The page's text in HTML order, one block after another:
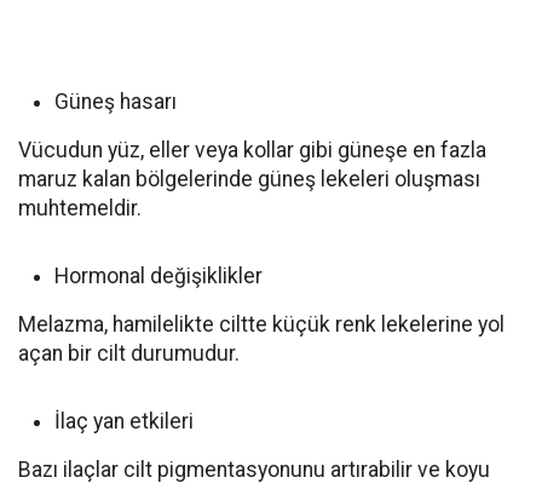
‌Güneş hasarı
Vücudun yüz, eller veya kollar gibi güneşe en fazla
maruz kalan bölgelerinde güneş lekeleri oluşması
muhtemeldir.
‌Hormonal değişiklikler
Melazma, hamilelikte ciltte küçük renk lekelerine yol
açan bir cilt durumudur.
‌İlaç yan etkileri
Bazı ilaçlar cilt pigmentasyonunu artırabilir ve koyu